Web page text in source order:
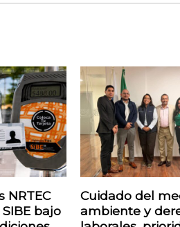
NRTEC
bajo
Cuidado del
ambiente y